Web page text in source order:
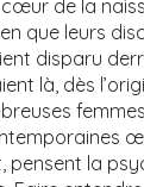
de la
que leurs
disparu
là, dès
femmes
pensent la